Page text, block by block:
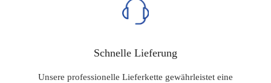
Schnelle Lieferung
Unsere professionelle Lieferkette gewährleistet eine